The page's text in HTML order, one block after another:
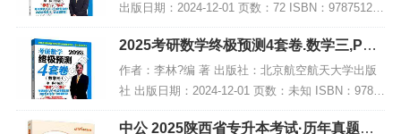
出版日期：2024-12-01 页数：72 ISBN：978751244
1835 电子书大小：209MB [高清扫描版PDF格式] 内
容简介...
2025考研数学终极预测4套卷.数学三,PDF
电子书下载
作者：李林?编 著 出版社：北京航空航天大学出版
社 出版日期：2024-12-01 页数：未知 ISBN：9787
512441859 电子书大小：249MB [高清扫描版PDF
中公 2025陕西省专升本考试·历年真题汇